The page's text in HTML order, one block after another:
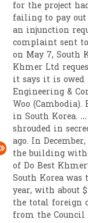
for the project
failing to pay out
an injunction
complaint sent
on May 7, South
Khmer Ltd
it says it is
Engineering &
Woo
in South Korea.
shrouded in
ago. In
the building
of Do Best
South Korea
year, with about
the total foreign
from the Council